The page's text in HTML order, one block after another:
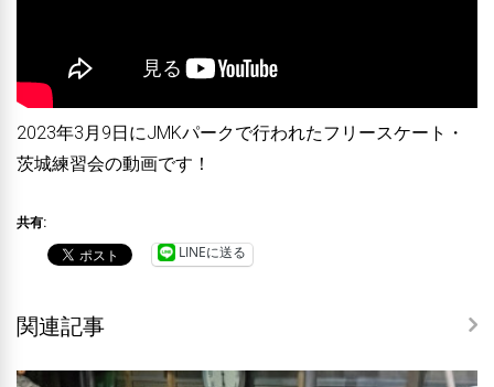
2023年3月9日にJMKパークで行われたフリースケート・
茨城練習会の動画です！
共有:
LINEに送る
関連記事